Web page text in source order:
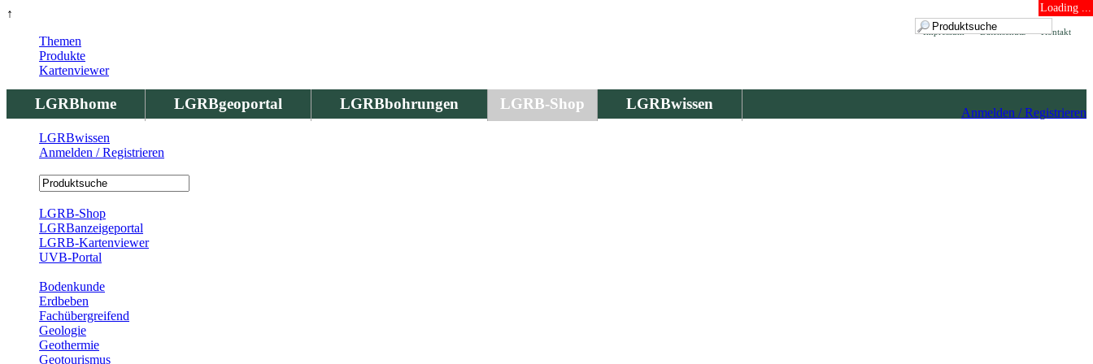
↑ Loading ...
Kontakt
Datenschutz
Impressum
LGRBhome LGRBgeoportal LGRBbohrungen LGRB-Shop LGRBwissen
Anmelden / Registrieren
Themen
Produkte
Kartenviewer
LGRBwissen
Anmelden / Registrieren
LGRB-Shop
LGRBanzeigeportal
LGRB-Kartenviewer
UVB-Portal
Bodenkunde
Erdbeben
Fachübergreifend
Geologie
Geothermie
Geotourismus